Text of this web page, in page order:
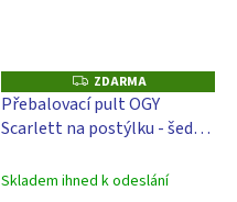
Z
D
A
R
M
ZDARMA
Přebalovací pult OGY
Scarlett na postýlku - šedý -
Slon - bílý
Skladem ihned k odeslání